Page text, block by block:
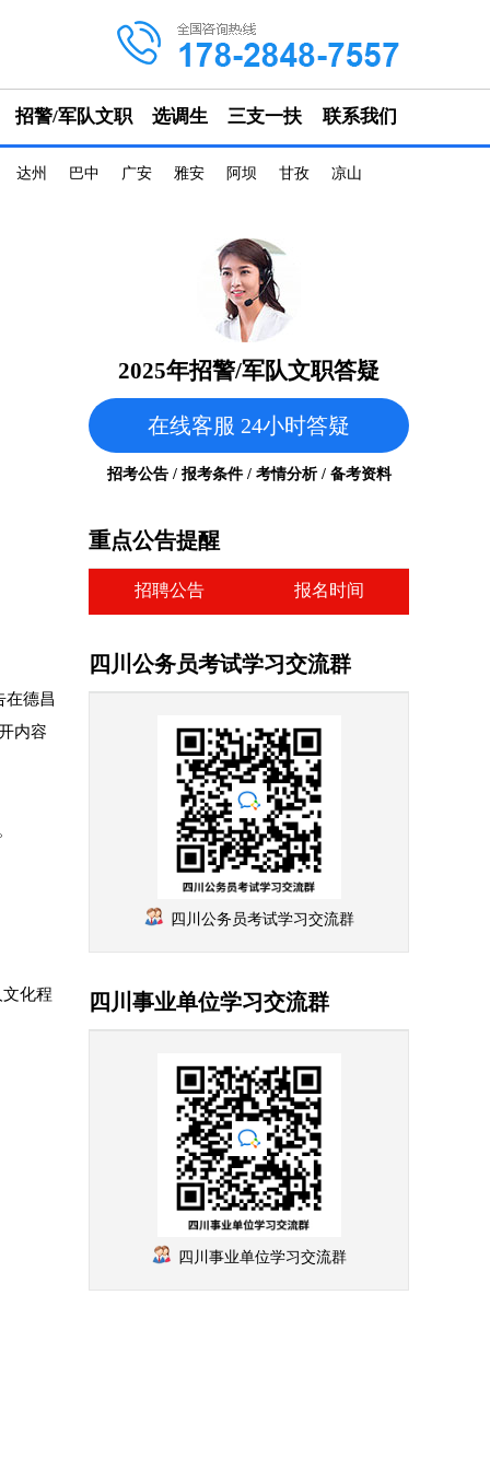
招警/军队文职 选调生 三支一扶 联系我们
达州 巴中 广安 雅安 阿坝 甘孜 凉山
在德昌
内容
化程
2025年招警/军队文职答疑
在线客服 24小时答疑
招考公告 / 报考条件 / 考情分析 / 备考资料
重点公告提醒
招聘公告 报名时间
四川公务员考试学习交流群
四川公务员考试学习交流群
四川事业单位学习交流群
四川事业单位学习交流群